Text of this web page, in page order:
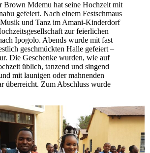
Brown Mdemu hat seine Hochzeit mit
gefeiert. Nach einem Festschmaus
und Tanz im Amani-Kinderdorf
zur feierlichen
Ipogolo. Abends wurde mit fast
geschmückten Halle gefeiert –
Die Geschenke wurden, wie auf
üblich, tanzend und singend
mit launigen oder mahnenden
überreicht. Zum Abschluss wurde